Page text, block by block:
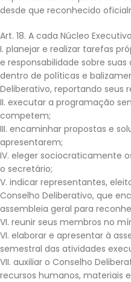
desde que reconhecido
Art. 18. A cada Núcleo
I. planejar e realizar tarefas
e responsabilidade sobre
dentro de políticas e
Deliberativo, reportando seus
II. executar a programação
competem;
III. encaminhar propostas e
apresentarem;
IV. eleger sociocraticamente
o secretário;
V. indicar representantes,
Conselho Deliberativo, que
assembleia geral para
VI. reunir seus membros no
VI. elaborar e apresentar à
semestral das atividades
VII. auxiliar o Conselho
recursos humanos, materiais